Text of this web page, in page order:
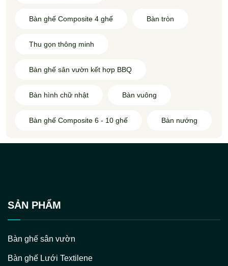
Bàn ghế Composite 4 ghế Bàn tròn
Thu gọn thông minh
Bàn ghế sân vườn kết hợp BBQ
Bàn hình chữ nhật Bàn vuông
Bàn ghế Composite 6 - 10 ghế Bàn nướng
SẢN PHẨM
Bàn ghế sân vườn
Bàn ghế Lưới Textilene